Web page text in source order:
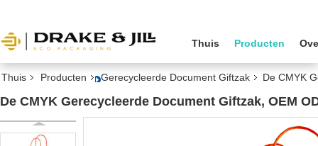
Thuis Producten
Thuis Producten Gerecycleerde Document Giftzak De CMYK
De CMYK Gerecycleerde Document Giftzak, OEM